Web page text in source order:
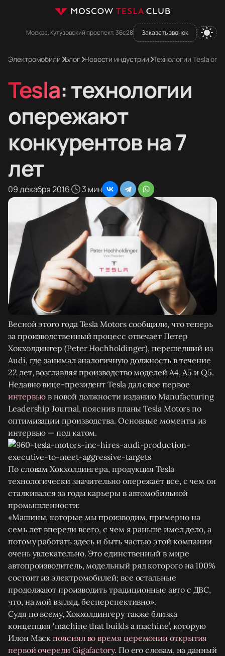
Москва, Кутузовский проспект, 36с28 Заказать звонок
Электромобили Блог Новости индустрии Технологии Tesla
Tesla: технологии
опережают
конкурентов на 7
лет
09 декабря 2016 3 мин
Весной этого года Tesla Motors сообщили, что теперь
за производственный процесс отвечает Петер
Хокхолдингер (Peter Hochholdinger), перешедший из
Audi, где занимал аналогичную должность в течение
22 лет, возглавляя производство моделей A4, A5 и Q5.
Недавно вице-президент Tesla дал свое первое
интервьюв новой должности изданию Manufacturing
Leadership Journal, пояснив планы Tesla Motors по
оптимизации производства. Основные моменты из
интервью — под катом.
По словам Хокхолдингера, продукция Tesla
технологически значительно опережает все, с чем он
сталкивался за годы карьеры в автомобильной
промышленности:
«Машины, которые мы производим, примерно на
семь лет впереди всего, с чем я раньше имел дело, а
потому работать здесь и быть частью этой компании
очень увлекательно. Это единственный в мире
автопроизводитель, модельный ряд которого на 100%
состоит из электромобилей; все остальные
продолжают производить традиционные авто с ДВС,
что, на мой взгляд, бесперспективно».
Судя по всему, Хокхолдингеру также близка
концепция ‘machine that builds a machine’, которую
Илон Маскпояснял во время церемонии открытия
первой очереди Gigafactory. По его словам, на данный